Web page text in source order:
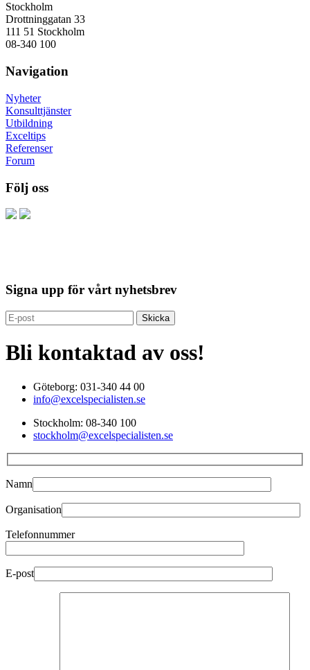
Stockholm
Drottninggatan 33
111 51 Stockholm
08-340 100
Navigation
Nyheter
Konsulttjänster
Utbildning
Exceltips
Referenser
Forum
Följ oss
Signa upp för vårt nyhetsbrev
Bli kontaktad av oss!
Göteborg: 031-340 44 00
info@excelspecialisten.se
Stockholm: 08-340 100
stockholm@excelspecialisten.se
Namn
Organisation
Telefonnummer
E-post